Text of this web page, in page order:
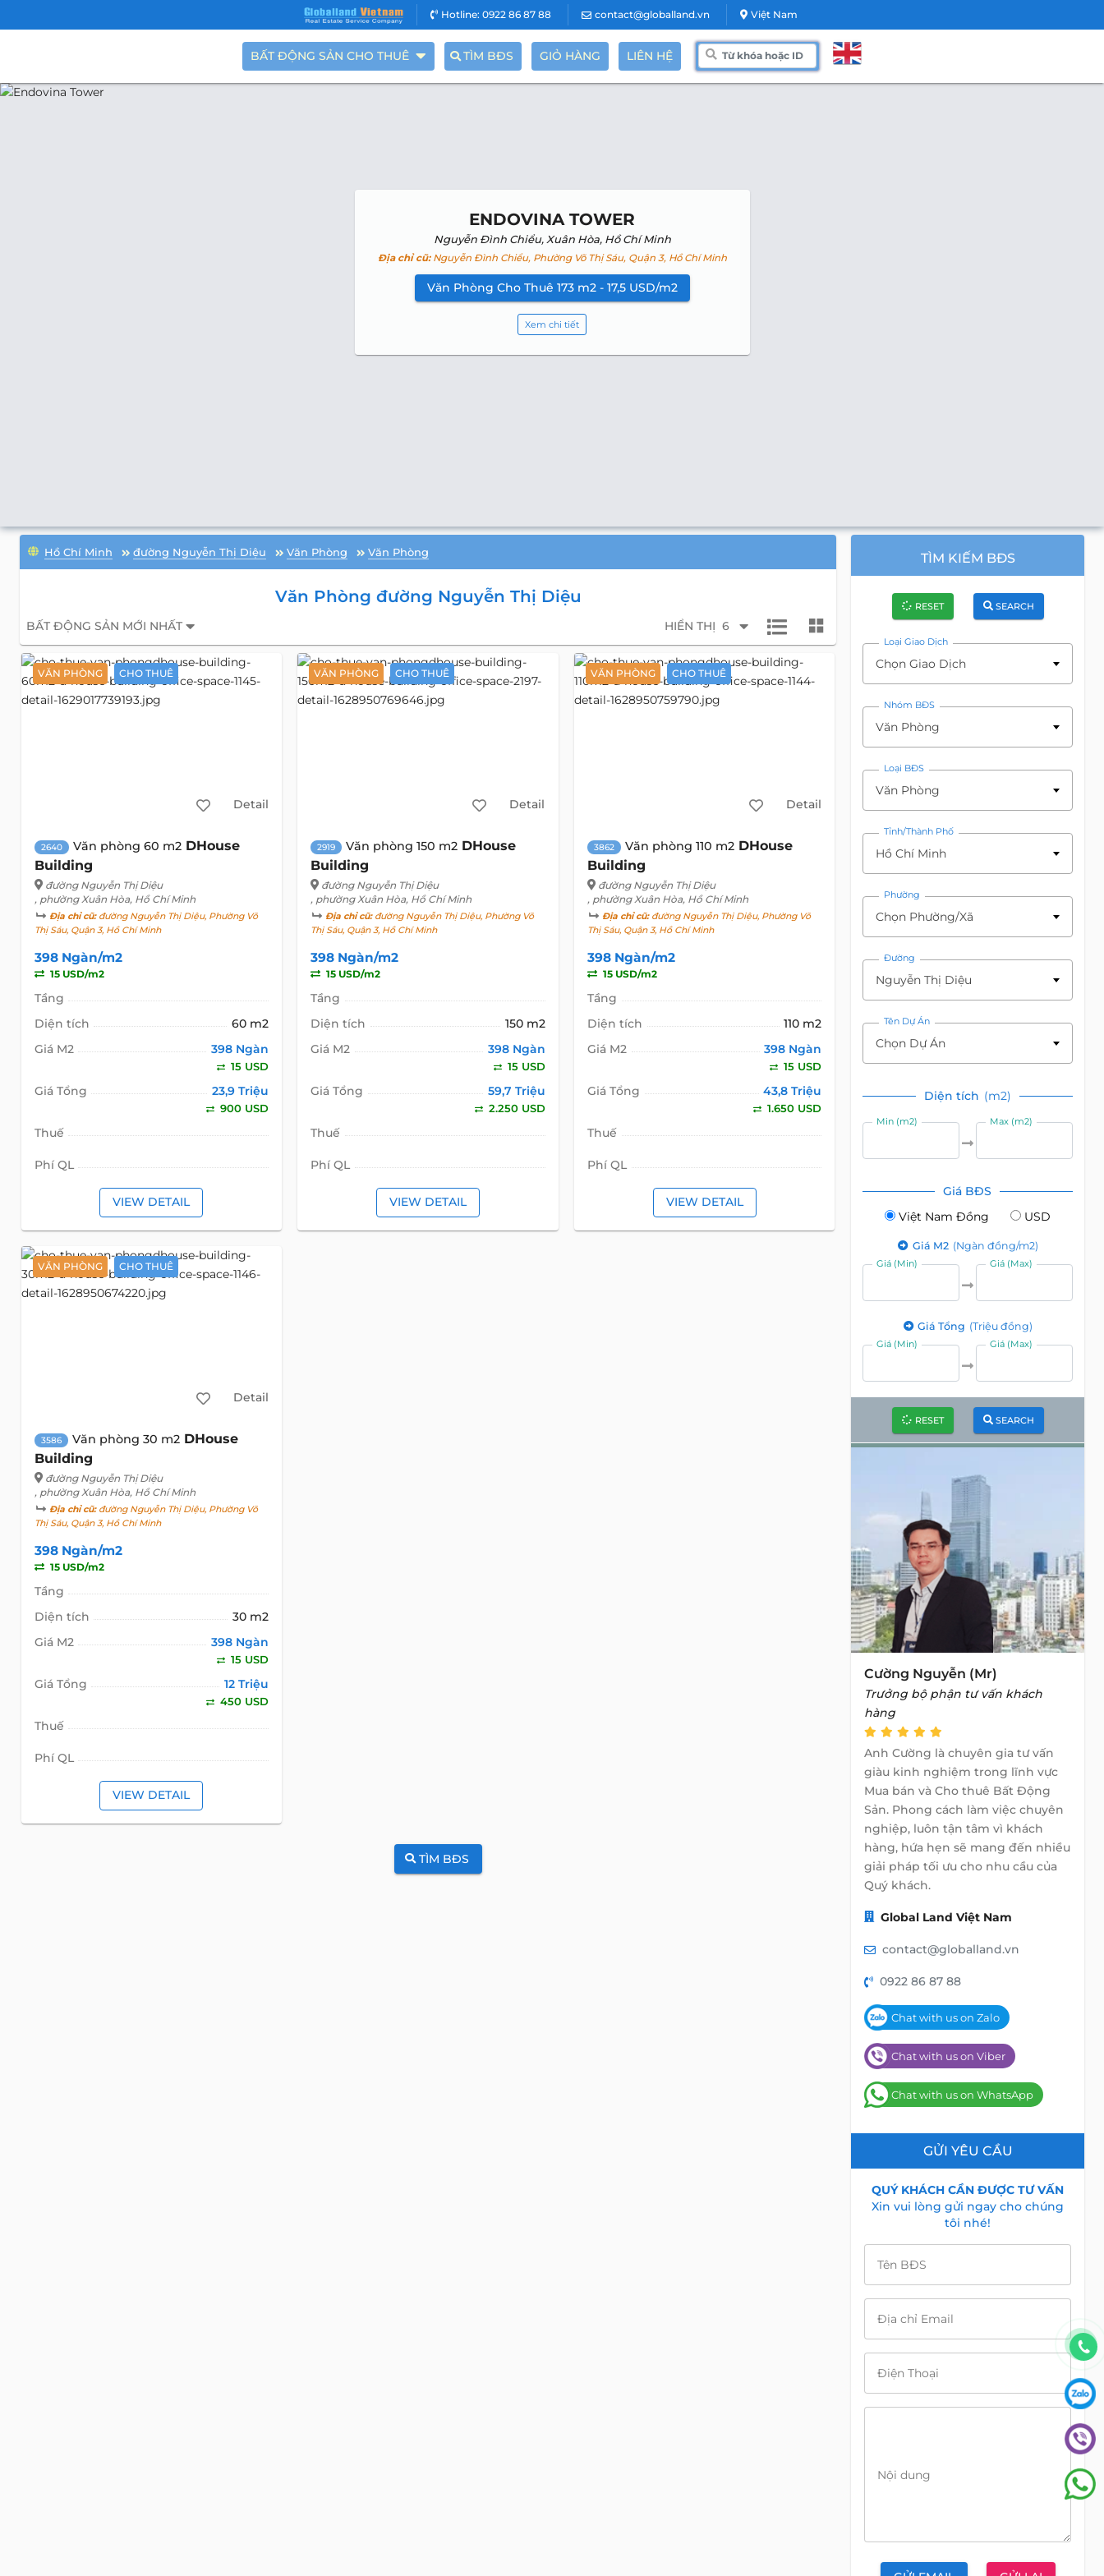
Hotline: 0922 86 87 88 contact@globalland.vn Việt Nam
BẤT ĐỘNG SẢN CHO THUÊ TÌM BĐS GIỎ HÀNG LIÊN HỆ
ENDOVINA TOWER
Nguyễn Đình Chiểu, Xuân Hòa, Hồ Chí Minh
Địa chỉ cũ:Nguyễn Đình Chiểu, Phường Võ Thị Sáu, Quận 3, Hồ Chí Minh
Văn Phòng Cho Thuê 173 m2 - 17,5 USD/m2
Xem chi tiết
Hồ Chí Minh đường Nguyễn Thị Diệu Văn Phòng Văn Phòng
Văn Phòng đường Nguyễn Thị Diệu
BẤT ĐỘNG SẢN MỚI NHẤT HIỂN THỊ 6
VĂN PHÒNG CHO THUÊ
Detail
2640 Văn phòng 60 m2 DHouse
Building
đường Nguyễn Thị Diệu
, phường Xuân Hòa, Hồ Chí Minh
Địa chỉ cũ:đường Nguyễn Thị Diệu, Phường Võ
Thị Sáu, Quận 3, Hồ Chí Minh
398 Ngàn/m2
15 USD/m2
Tầng
Diện tích
60 m2
Giá M2
398 Ngàn
15 USD
Giá Tổng 23,9 Triệu
900 USD
Thuế
Phí QL
VIEW DETAIL
VĂN PHÒNG CHO THUÊ
Detail
2919 Văn phòng 150 m2 DHouse
Building
đường Nguyễn Thị Diệu
, phường Xuân Hòa, Hồ Chí Minh
Địa chỉ cũ:đường Nguyễn Thị Diệu, Phường Võ
Thị Sáu, Quận 3, Hồ Chí Minh
398 Ngàn/m2
15 USD/m2
Tầng
Diện tích
150 m2
Giá M2
398 Ngàn
15 USD
Giá Tổng 59,7 Triệu
2.250 USD
Thuế
Phí QL
VIEW DETAIL
VĂN PHÒNG CHO THUÊ
Detail
3862 Văn phòng 110 m2 DHouse
Building
đường Nguyễn Thị Diệu
, phường Xuân Hòa, Hồ Chí Minh
Địa chỉ cũ:đường Nguyễn Thị Diệu, Phường Võ
Thị Sáu, Quận 3, Hồ Chí Minh
398 Ngàn/m2
15 USD/m2
Tầng
Diện tích
110 m2
Giá M2
398 Ngàn
15 USD
Giá Tổng 43,8 Triệu
1.650 USD
Thuế
Phí QL
VIEW DETAIL
VĂN PHÒNG CHO THUÊ
Detail
3586 Văn phòng 30 m2 DHouse
Building
đường Nguyễn Thị Diệu
, phường Xuân Hòa, Hồ Chí Minh
Địa chỉ cũ:đường Nguyễn Thị Diệu, Phường Võ
Thị Sáu, Quận 3, Hồ Chí Minh
398 Ngàn/m2
15 USD/m2
Tầng
Diện tích
30 m2
Giá M2
398 Ngàn
15 USD
Giá Tổng 12 Triệu
450 USD
Thuế
Phí QL
VIEW DETAIL
TÌM BĐS
TÌM KIẾM BĐS
RESET SEARCH
Loại Giao Dịch
Chọn Giao Dịch
Nhóm BĐS
Văn Phòng
Loại BĐS
Văn Phòng
Tỉnh/Thành Phố
Hồ Chí Minh
Phường
Chọn Phường/Xã
Đường
Nguyễn Thị Diệu
Tên Dự Án
Chọn Dự Án
Diện tích (m2)
Min (m2) Max (m2)
Giá BĐS
Việt Nam Đồng
USD
Giá M2 (Ngàn đồng/m2)
Giá (Min) Giá (Max)
Giá Tổng (Triệu đồng)
Giá (Min) Giá (Max)
RESET SEARCH
Cường Nguyễn (Mr)
Trưởng bộ phận tư vấn khách
hàng
Anh Cường là chuyên gia tư vấn
giàu kinh nghiệm trong lĩnh vực
Mua bán và Cho thuê Bất Động
Sản. Phong cách làm việc chuyên
nghiệp, luôn tận tâm vì khách
hàng, hứa hẹn sẽ mang đến nhiều
giải pháp tối ưu cho nhu cầu của
Quý khách.
Global Land Việt Nam
contact@globalland.vn
0922 86 87 88
Chat with us on Zalo
Chat with us on Viber
Chat with us on WhatsApp
GỬI YÊU CẦU
QUÝ KHÁCH CẦN ĐƯỢC TƯ VẤN
Xin vui lòng gửi ngay cho chúng
tôi nhé!
Tên BĐS
Địa chỉ Email
Điện Thoại
Nội dung